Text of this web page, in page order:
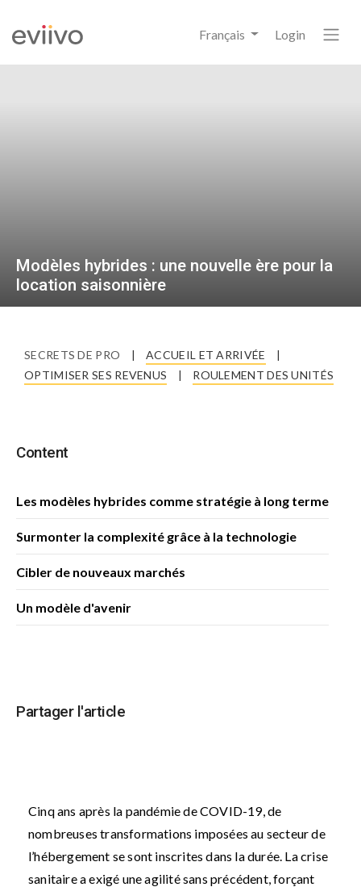
Français Login
Modèles hybrides : une nouvelle ère pour la
location saisonnière
SECRETS DE PRO | ACCUEIL ET ARRIVÉE
|
OPTIMISER SES REVENUS
| ROULEMENT DES UNITÉS
Content
Les modèles hybrides comme stratégie à long terme
Surmonter la complexité grâce à la technologie
Cibler de nouveaux marchés
Un modèle d'avenir
Partager l'article
Cinq ans après la pandémie de COVID-19, de
nombreuses transformations imposées au secteur de
l’hébergement se sont inscrites dans la durée. La crise
sanitaire a exigé une agilité sans précédent, forçant